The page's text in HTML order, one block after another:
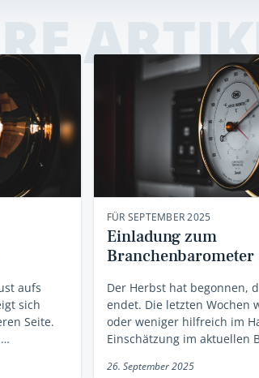
aufs
sich
Seite.
FÜR SEPTEMBER 2025
Einladung zum
Branchenbarometer
Der Herbst hat begonnen,
endet. Die letzten Wochen
oder weniger hilfreich im
Einschätzung im aktuellen
26. September 2025